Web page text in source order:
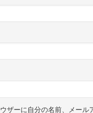
ザーに自分の名前、メール